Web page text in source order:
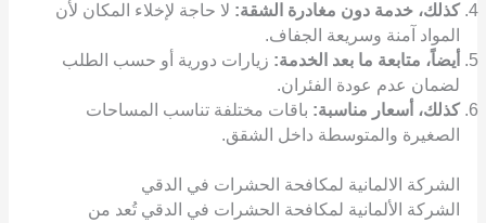
كذلك، خدمة دون مغادرة الشقة: لا حاجة لإخلاء المكان لأن
المواد آمنة وسريعة الجفاف.
أيضاً، متابعة ما بعد الخدمة: زيارات دورية أو حسب الطلب
لضمان عدم عودة الفئران.
كذلك، أسعار مناسبة: باقات مختلفة تناسب المساحات
الصغيرة والمتوسطة داخل الشقق.
الشركة الالمانية لمكافحة الحشرات في الدقي
الشركة الألمانية لمكافحة الحشرات في الدقي تُعد من